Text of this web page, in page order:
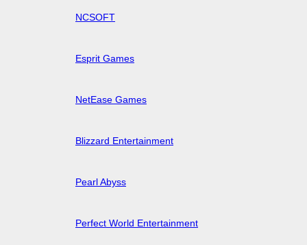
NCSOFT
Esprit Games
NetEase Games
Blizzard Entertainment
Pearl Abyss
Perfect World Entertainment